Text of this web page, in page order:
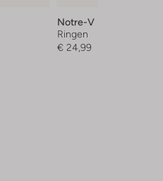
Notre-V
Ringen
€ 24,99